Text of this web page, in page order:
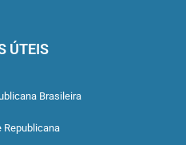
ÚTEIS
Brasileira
Republicana